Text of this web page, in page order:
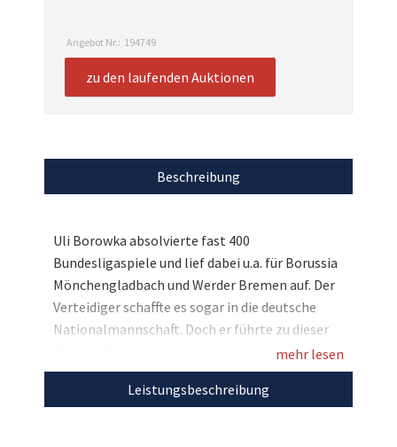
Angebot Nr.: 194749
zu den laufenden Auktionen
Beschreibung
Uli Borowka absolvierte fast 400
Bundesligaspiele und lief dabei u.a. für Borussia
Mönchengladbach und Werder Bremen auf. Der
Verteidiger schaffte es sogar in die deutsche
Nationalmannschaft. Doch er führte zu dieser
Zeit ein Doppelleben und war neben seine
aktiven Fußballerkarriere Alkoholiker. Heute als
trockener Alkoholiker ist er Vorbild für
mehr lesen
Leistungsbeschreibung